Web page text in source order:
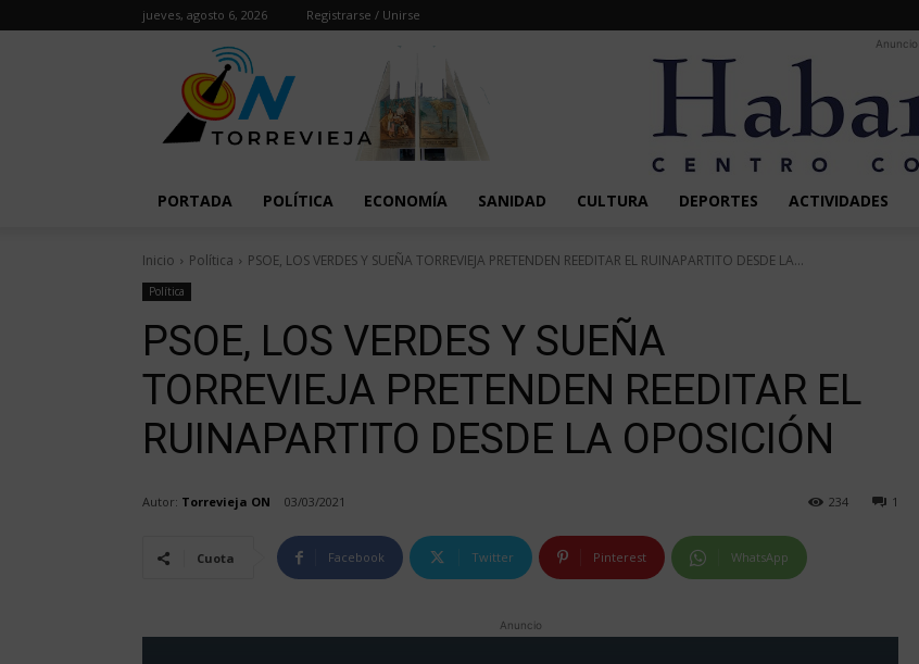
jueves, agosto 6, 2026 Registrarse / Unirse
Anuncio
PORTADA POLÍTICA ECONOMÍA SANIDAD CULTURA DEPORTES ACTIVIDADES
Inicio Política PSOE, LOS VERDES Y SUEÑA TORREVIEJA PRETENDEN REEDITAR EL RUINAPARTITO DESDE LA...
Política
PSOE, LOS VERDES Y SUEÑA
TORREVIEJA PRETENDEN REEDITAR EL
RUINAPARTITO DESDE LA OPOSICIÓN
Autor: Torrevieja ON 03/03/2021 1
234
Cuota Facebook Twitter Pinterest WhatsApp
Anuncio